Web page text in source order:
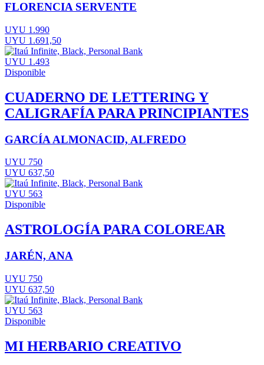
FLORENCIA SERVENTE
UYU 1.990
UYU 1.691,50
UYU 1.493
Disponible
CUADERNO DE LETTERING Y
CALIGRAFÍA PARA PRINCIPIANTES
GARCÍA ALMONACID, ALFREDO
UYU 750
UYU 637,50
UYU 563
Disponible
ASTROLOGÍA PARA COLOREAR
JARÉN, ANA
UYU 750
UYU 637,50
UYU 563
Disponible
MI HERBARIO CREATIVO